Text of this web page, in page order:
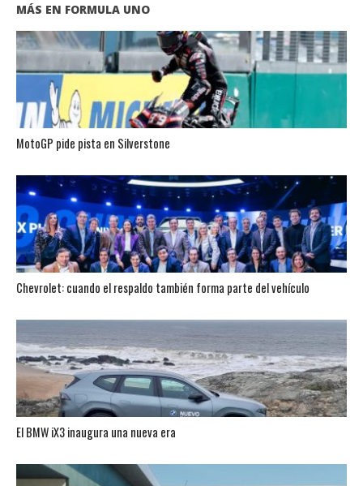
MÁS EN FORMULA UNO
MotoGP pide pista en Silverstone
Chevrolet: cuando el respaldo también forma parte del vehículo
El BMW iX3 inaugura una nueva era